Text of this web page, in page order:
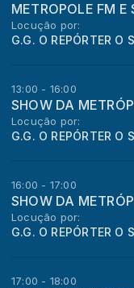
METROPOLE FM E
Locução por:
13:00 - 16:00
SHOW DA
Locução por:
16:00 - 17:00
SHOW DA
Locução por:
17:00 - 18:00